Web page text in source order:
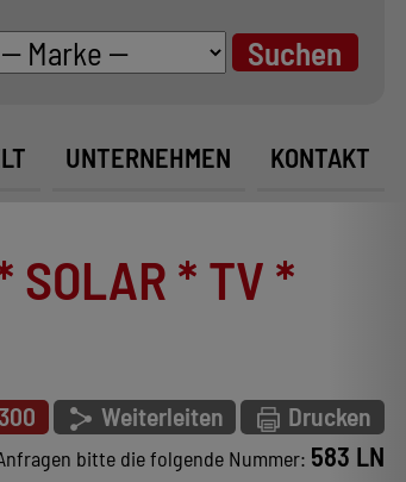
UNTERNEHMEN KONTAKT
SOLAR * TV *
Weiterleiten Drucken
bitte die folgende Nummer: 583 LN